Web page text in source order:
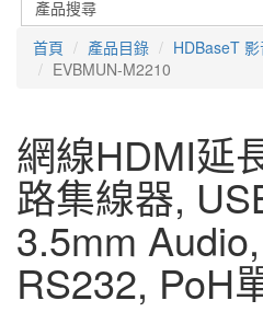
首頁 產品目錄
HDBaseT
EVBMUN-M2210
網線HDMI延
路集線器,
3.5mm
RS232, PoH